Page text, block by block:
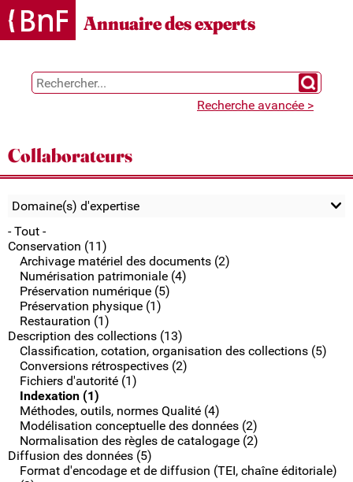
Gestion des cookies
Annuaire des experts
Chercher
Recherche avancée >
Collaborateurs
Domaine(s) d'expertise
- Tout -
Conservation (11)
Archivage matériel des documents (2)
Numérisation patrimoniale (4)
Préservation numérique (5)
Préservation physique (1)
Restauration (1)
Description des collections (13)
Classification, cotation, organisation des collections (5)
Conversions rétrospectives (2)
Fichiers d'autorité (1)
Indexation (1)
Méthodes, outils, normes Qualité (4)
Modélisation conceptuelle des données (2)
Normalisation des règles de catalogage (2)
Diffusion des données (5)
Format d'encodage et de diffusion (TEI, chaîne éditoriale)